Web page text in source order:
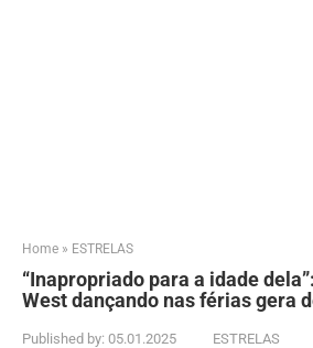
Home » ESTRELAS
“Inapropriado para a idade
West dançando nas férias gera
Published by: 05.01.2025 ESTRELAS